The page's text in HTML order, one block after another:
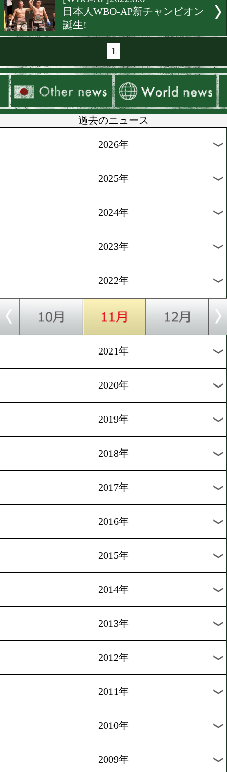
タイソン・フューリーはヘ
級王者のまま!
[海外情報]2022.8.13
WBAクルーザー級世界王
人に!
[OPBFランキング]2022.8.10
フェザー級からライト級に
あり! 最新ランキング
[IBFランキング]2022.8.6
ドネアのランクインは見送
[WBO-AP]2022.8.6
日本人WBO-AP新チャンピ
誕生!
1
過去のニュース
2026年
2025年
2024年
2023年
2022年
2021年
2020年